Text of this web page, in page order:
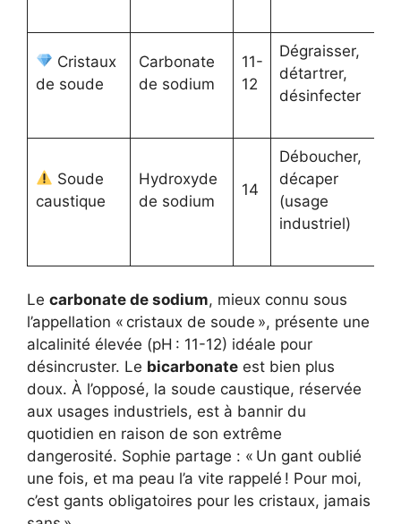
Cristaux
de soude
Carbonate
de sodium
11-
12
Dégraisser,
détartrer,
désinfecter
Soude
caustique
Hydroxyde
de sodium
14
Déboucher,
décaper
(usage
industriel)
Le carbonate de sodium, mieux connu sous
l’appellation « cristaux de soude », présente une
alcalinité élevée (pH : 11-12) idéale pour
désincruster. Le bicarbonate est bien plus
doux. À l’opposé, la soude caustique, réservée
aux usages industriels, est à bannir du
quotidien en raison de son extrême
dangerosité. Sophie partage : « Un gant oublié
une fois, et ma peau l’a vite rappelé ! Pour moi,
c’est gants obligatoires pour les cristaux, jamais